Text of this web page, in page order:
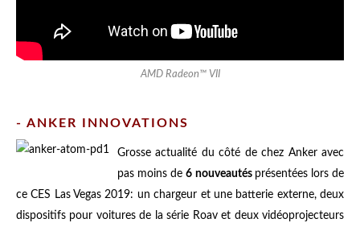
AMD Radeon™ VII
- ANKER INNOVATIONS
Grosse actualité du côté de chez Anker avec
pas moins de6 nouveautés présentées lors de
ce CES Las Vegas 2019: un chargeur et une batterie externe, deux
dispositifs pour voitures de la série Roav et deux vidéoprojecteurs